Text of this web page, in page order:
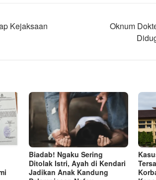
Kejaksaan
Oknum
Biadab! Ngaku Sering
Ditolak Istri, Ayah di Kendari
Jadikan Anak Kandung